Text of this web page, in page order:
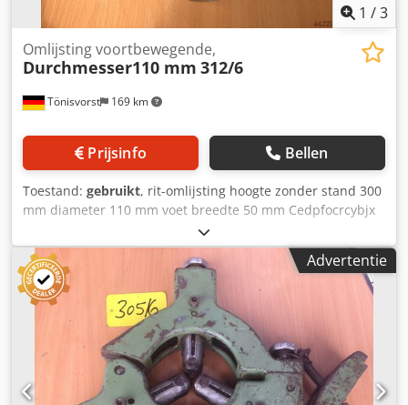
1 /3
Tönisvorst 169 km
Omlijsting voortbewegende,
Durchmesser110 mm 312/6
Prijsinfo Bellen
Toestand: gebruikt, rit-omlijsting hoogte zonder stand 300
mm diameter 110 mm voet breedte 50 mm Cedpfocrcybjx
Advertentie